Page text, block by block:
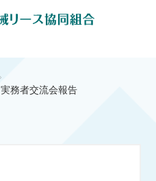
実務者交流会報告